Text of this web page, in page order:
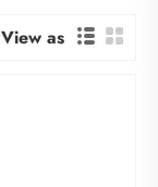
View as